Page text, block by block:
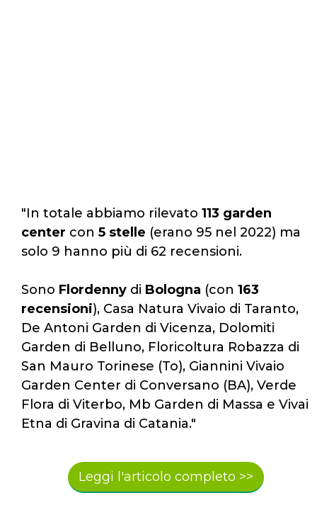
"In totale abbiamo rilevato 113 garden
center con 5 stelle (erano 95 nel 2022) ma
solo 9 hanno più di 62 recensioni.
Sono Flordenny di Bologna (con 163
recensioni), Casa Natura Vivaio di Taranto,
De Antoni Garden di Vicenza, Dolomiti
Garden di Belluno, Floricoltura Robazza di
San Mauro Torinese (To), Giannini Vivaio
Garden Center di Conversano (BA), Verde
Flora di Viterbo, Mb Garden di Massa e Vivai
Etna di Gravina di Catania."
Leggi l'articolo completo >>